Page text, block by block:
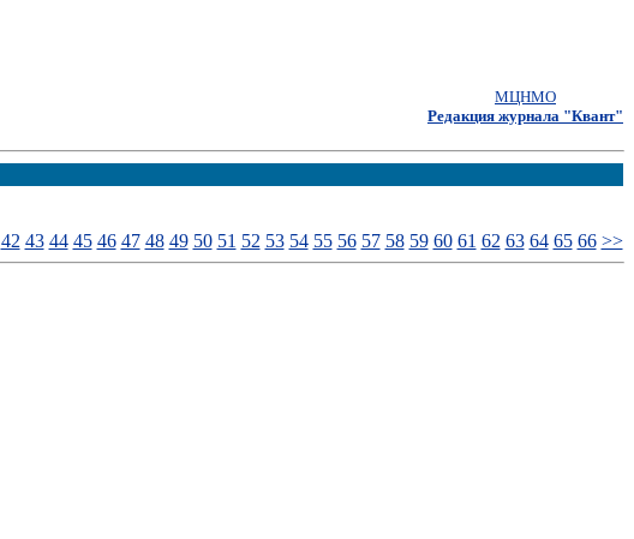
МЦНМО
Редакция журнала "Квант"
42 43 44 45 46 47 48 49 50 51 52 53 54 55 56 57 58 59 60 61 62 63 64 65 66 >>